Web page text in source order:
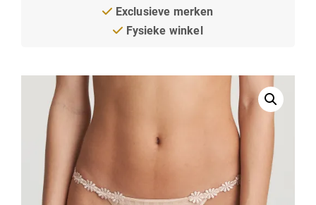
Exclusieve merken
Fysieke winkel